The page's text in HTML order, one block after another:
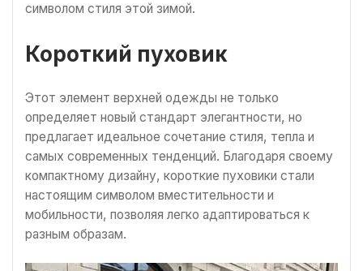
символом стиля этой зимой.
Короткий пуховик
Этот элемент верхней одежды не только
определяет новый стандарт элегантности, но
предлагает идеальное сочетание стиля, тепла и
самых современных тенденций. Благодаря своему
компактному дизайну, короткие пуховики стали
настоящим символом вместительности и
мобильности, позволяя легко адаптироваться к
разным образам.